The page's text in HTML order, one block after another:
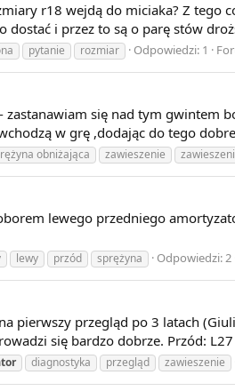
r18 wejdą do miciaka? Z tego
i przez to są o parę stów
pytanie rozmiar Odpowiedzi: 1
zastanawiam się nad tym gwintem
w grę ,dodając do tego
obniżająca zawieszenie
lewego przedniego
lewy przód sprężyna Odpowiedzi: 2
pierwszy przegląd po 3 latach
się bardzo dobrze. Przód:
diagnostyka przegląd zawieszenie